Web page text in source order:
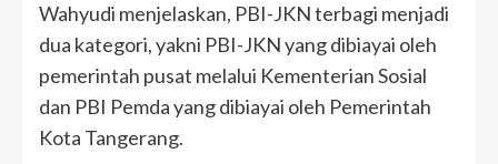
Wahyudi menjelaskan, PBI-JKN terbagi menjadi
dua kategori, yakni PBI-JKN yang dibiayai oleh
pemerintah pusat melalui Kementerian Sosial
dan PBI Pemda yang dibiayai oleh Pemerintah
Kota Tangerang.